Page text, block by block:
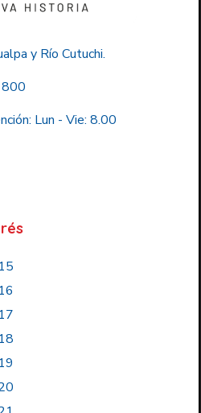
y Río Cutuchi.
Lun - Vie: 8.00